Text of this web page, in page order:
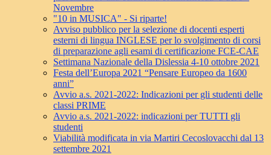
Novembre
"10 in MUSICA" - Si riparte!
Avviso pubblico per la selezione di docenti esperti
esterni di lingua INGLESE per lo svolgimento di corsi
di preparazione agli esami di certificazione FCE-CAE
Settimana Nazionale della Dislessia 4-10 ottobre 2021
Festa dell’Europa 2021 “Pensare Europeo da 1600
anni”
Avvio a.s. 2021-2022: Indicazioni per gli studenti delle
classi PRIME
Avvio a.s. 2021-2022: indicazioni per TUTTI gli
studenti
Viabilità modificata in via Martiri Cecoslovacchi dal 13
settembre 2021